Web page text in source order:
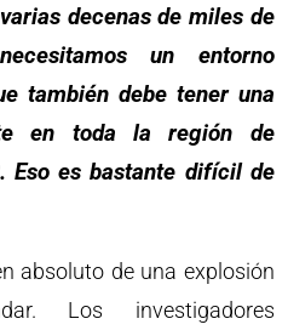
decenas de miles de
un entorno
también debe tener una
en toda la región de
Eso es bastante difícil de
absoluto de una explosión
Los investigadores